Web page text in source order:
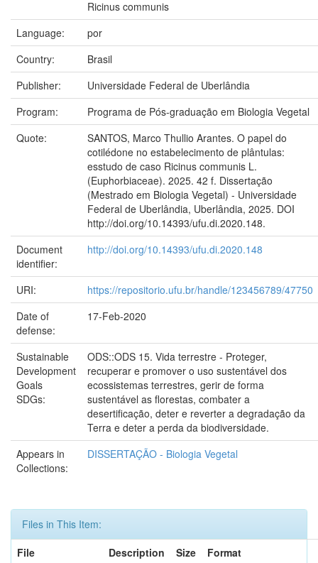
Ricinus communis
Language:
por
Country:
Brasil
Publisher:
Universidade Federal de Uberlândia
Program:
Programa de Pós-graduação em Biologia Vegetal
Quote:
SANTOS, Marco Thullio Arantes. O papel do
cotilédone no estabelecimento de plântulas:
esstudo de caso Ricinus communis L.
(Euphorbiaceae). 2025. 42 f. Dissertação
(Mestrado em Biologia Vegetal) - Universidade
Federal de Uberlândia, Uberlândia, 2025. DOI
http://doi.org/10.14393/ufu.di.2020.148.
Document
identifier:
http://doi.org/10.14393/ufu.di.2020.148
URI:
https://repositorio.ufu.br/handle/123456789/47750
Date of
defense:
17-Feb-2020
Sustainable
Development
Goals
SDGs:
ODS::ODS 15. Vida terrestre - Proteger,
recuperar e promover o uso sustentável dos
ecossistemas terrestres, gerir de forma
sustentável as florestas, combater a
desertificação, deter e reverter a degradação da
Terra e deter a perda da biodiversidade.
Appears in
Collections:
DISSERTAÇÃO - Biologia Vegetal
Files in This Item:
File
Description Size
Format